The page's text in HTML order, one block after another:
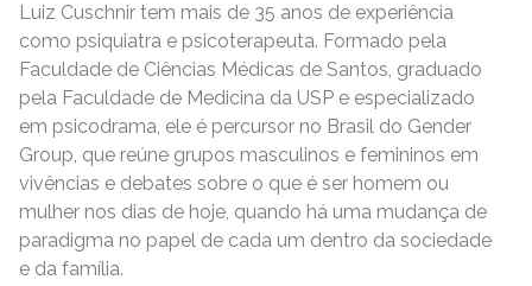
Luiz Cuschnir tem mais de 35 anos de experiência
como psiquiatra e psicoterapeuta. Formado pela
Faculdade de Ciências Médicas de Santos, graduado
pela Faculdade de Medicina da USP e especializado
em psicodrama, ele é percursor no Brasil do Gender
Group, que reúne grupos masculinos e femininos em
vivências e debates sobre o que é ser homem ou
mulher nos dias de hoje, quando há uma mudança de
paradigma no papel de cada um dentro da sociedade
e da família.